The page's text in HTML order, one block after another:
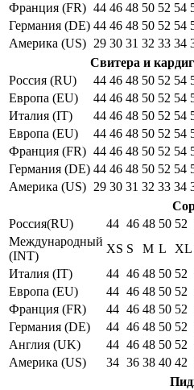
Франция (FR) 44 46 48 50 52 54
Германия (DE) 44 46 48 50 52 54
Америка (US) 29 30 31 32 33 34
Свитера и
Россия (RU)
44 46 48 50 52 54
Европа (EU)
44 46 48 50 52 54
Италия (IT)
44 46 48 50 52 54
Европа (EU)
44 46 48 50 52 54
Франция (FR) 44 46 48 50 52 54
Германия (DE) 44 46 48 50 52 54
Америка (US) 29 30 31 32 33 34
Россия(RU)
44 46 48 50 52
Международный
(INT)
XS S M L XL
Италия (IT)
44 46 48 50 52
Европа (EU)
44 46 48 50 52
Франция (FR)
44 46 48 50 52
Германия (DE)
44 46 48 50 52
Англия (UK)
44 46 48 50 52
Америка (US)
34 36 38 40 42